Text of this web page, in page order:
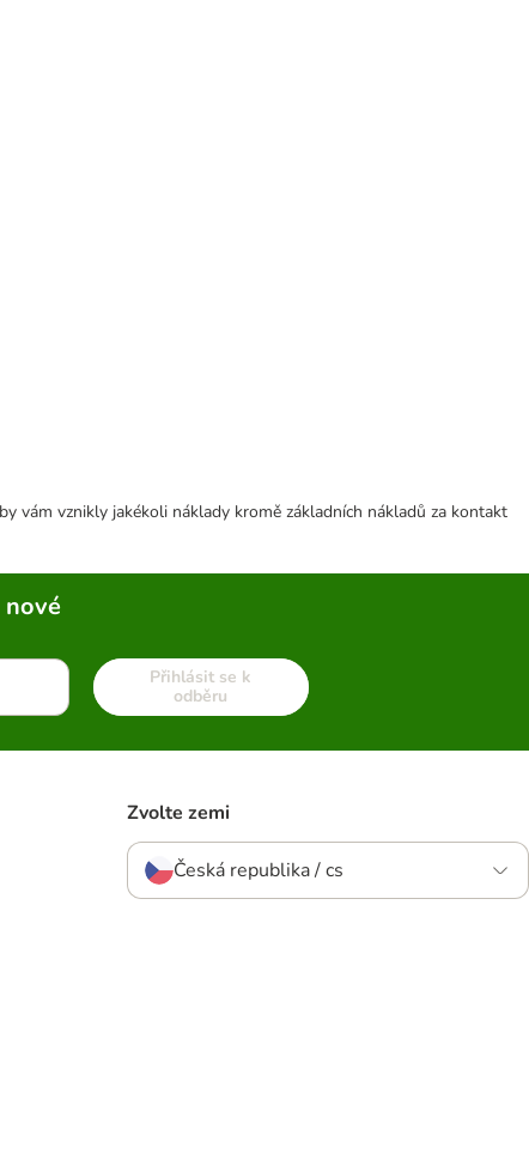
vám vznikly jakékoli náklady kromě základních nákladů za kontakt
Přihlásit se k
odběru
Zvolte zemi
Česká republika / cs